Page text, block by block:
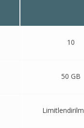
10
50 GB